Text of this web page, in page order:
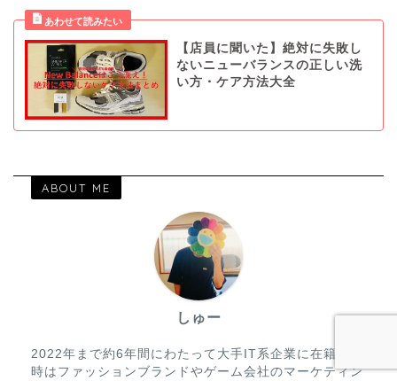
【店員に聞いた】絶対に失敗し
ないニューバランスの正しい洗
い方・ケア方法大全
ABOUT ME
しゅー
2022年まで約6年間にわたって大手IT系企業に在籍。当
時はファッションブランドやゲーム会社のマーケティン